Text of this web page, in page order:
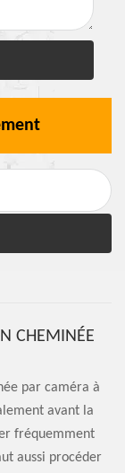
CHEMINÉE
par caméra à
avant la
fréquemment
aussi procéder